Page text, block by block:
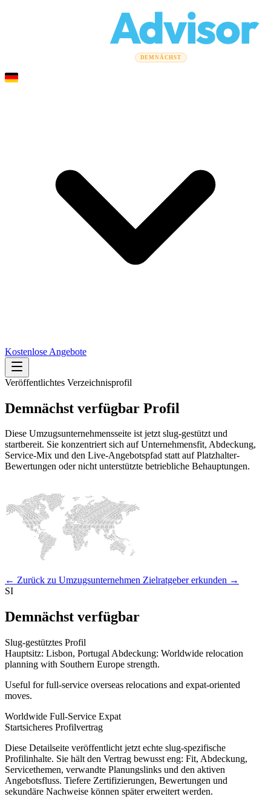
Advisor
DEMNÄCHST
Kostenlose Angebote
Veröffentlichtes Verzeichnisprofil
Demnächst verfügbar Profil
Diese Umzugsunternehmensseite ist jetzt slug-gestützt und
startbereit. Sie konzentriert sich auf Unternehmensfit, Abdeckung,
Service-Mix und den Live-Angebotspfad statt auf Platzhalter-
Bewertungen oder nicht unterstützte betriebliche Behauptungen.
← Zurück zu Umzugsunternehmen Zielratgeber erkunden →
SI
Demnächst verfügbar
Slug-gestütztes Profil
Hauptsitz: Lisbon, Portugal Abdeckung: Worldwide relocation
planning with Southern Europe strength.
Useful for full-service overseas relocations and expat-oriented
moves.
Worldwide Full-Service Expat
Startsicheres Profilvertrag
Diese Detailseite veröffentlicht jetzt echte slug-spezifische
Profilinhalte. Sie hält den Vertrag bewusst eng: Fit, Abdeckung,
Servicethemen, verwandte Planungslinks und den aktiven
Angebotsfluss. Tiefere Zertifizierungen, Bewertungen und
sekundäre Nachweise können später erweitert werden.